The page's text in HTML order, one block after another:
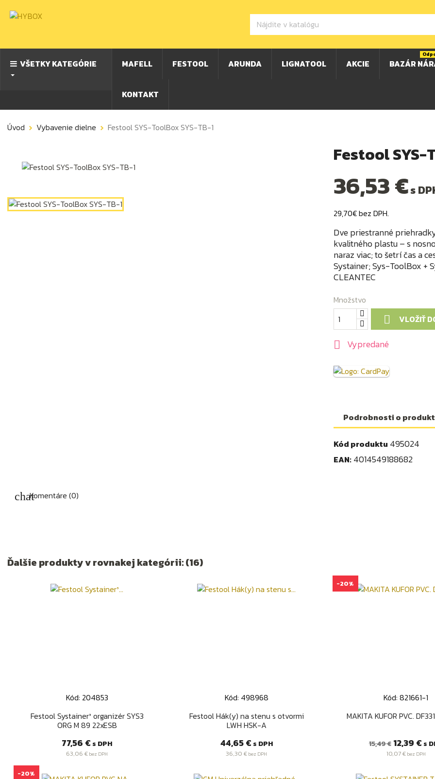
VŠETKY KATEGÓRIE MAFELL FESTOOL ARUNDA LIGNATOOL AKCIE BAZÁR
KONTAKT
Úvod Vybavenie dielne Festool SYS-ToolBox SYS-TB-1
Festool SYS-
36,53 €s
29,70€ bez DPH.
Dve priestranné
kvalitného plastu – s
naraz viac; to šetrí čas a
Systainer; Sys-ToolBox +
CLEANTEC
Množstvo
 VLOŽIŤ
 Vypredané
Podrobnosti o
Kód produktu 495024
EAN: 4014549188682
Komentáre (0)
Ďalšie produkty v rovnakej kategórii: (16)
Kód: 204853
Festool Systainer³ organizér SYS3
ORG M 89 22xESB
Cena
77,56 € s DPH
63,06 € bez DPH
 Rýchly náhľad
Kód: 498968
Festool Hák(y) na stenu s otvormi
LWH HSK-A
Cena
44,65 € s DPH
36,30 € bez DPH
 Rýchly náhľad
Kód: 821661-1
MAKITA KUFOR PVC.
Bežná
cena
15,49 € Cena
12,39 € s
10,07 €bez DPH
-20%
 Rýchly
-20%